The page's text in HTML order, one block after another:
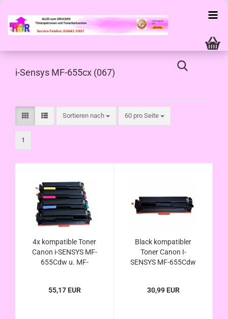
i-Sensys MF-655cx (067)
Sortieren nach
Sortieren nach 60 pro Seite
pro Seite
1
4x kompatible Toner
Canon i-SENSYS MF-
655Cdw u. MF-
55,17 EUR
Black kompatibler
Toner Canon I-
SENSYS MF-655Cdw
30,99 EUR